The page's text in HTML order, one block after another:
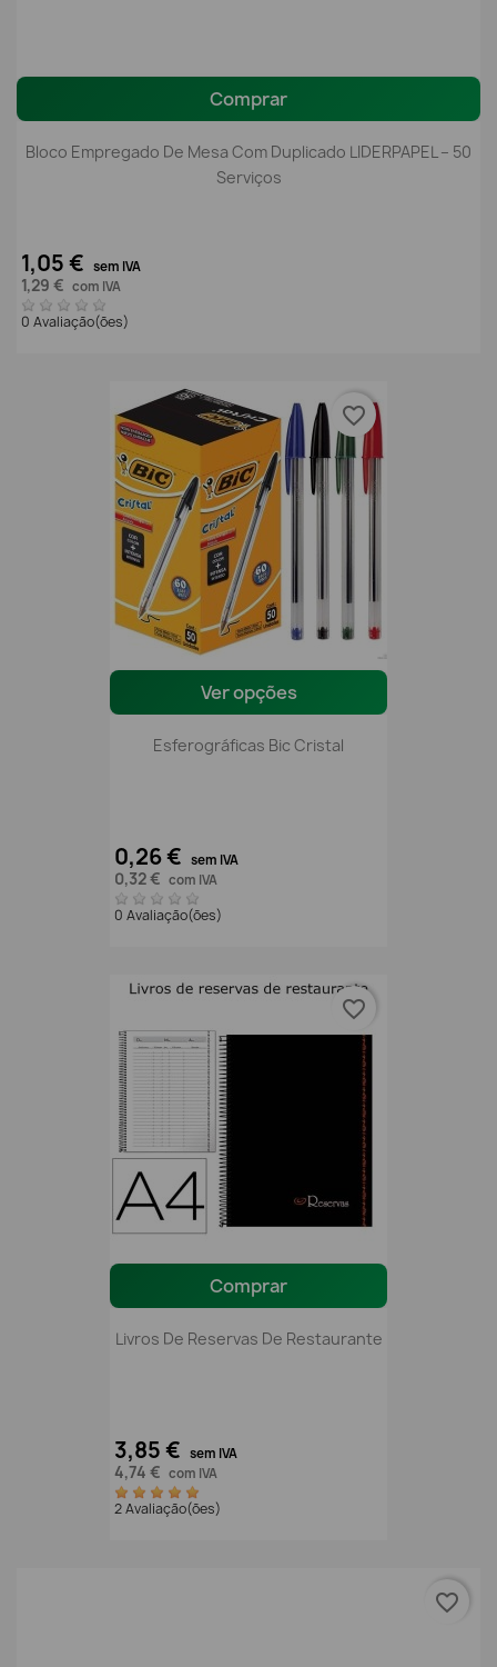
Comprar
Bloco Empregado De Mesa Com Duplicado LIDERPAPEL – 50
Serviços
1,05 € sem IVA
1,29 € com IVA
0 Avaliação(ões)
Ver opções
Esferográficas Bic Cristal
0,26 € sem IVA
0,32 € com IVA
0 Avaliação(ões)
favorite_border
Comprar
Livros De Reservas De Restaurante
3,85 € sem IVA
4,74 € com IVA
2 Avaliação(ões)
favorite_border
favorite_border